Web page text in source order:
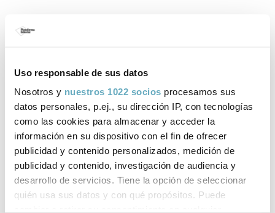
Uso responsable de sus datos
Nosotros y nuestros 1022 socios procesamos sus
datos personales, p.ej., su dirección IP, con tecnologías
como las cookies para almacenar y acceder la
información en su dispositivo con el fin de ofrecer
publicidad y contenido personalizados, medición de
publicidad y contenido, investigación de audiencia y
desarrollo de servicios. Tiene la opción de seleccionar
quién usa sus datos y con qué propósitos. Puede